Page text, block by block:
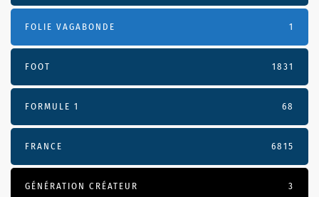
FOLIE VAGABONDE 1
FOOT 1831
FORMULE 1 68
FRANCE 6815
GÉNÉRATION CRÉATEUR 3